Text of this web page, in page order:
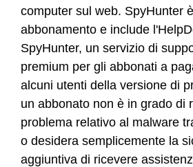
computer sul web. SpyHunter
abbonamento e include
SpyHunter, un servizio di
premium per gli abbonati a
alcuni utenti della versione di
un abbonato non è in grado di
problema relativo al malware
o desidera semplicemente la
aggiuntiva di ricevere